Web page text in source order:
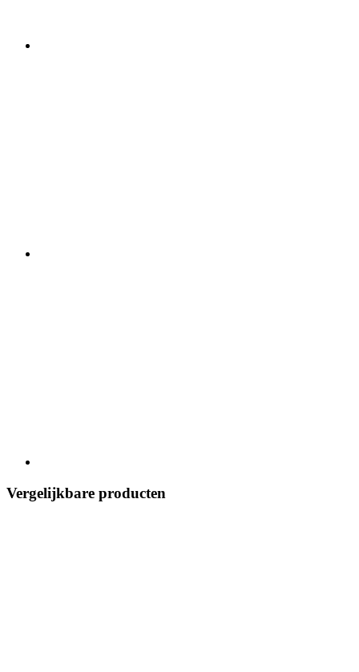
Vergelijkbare producten